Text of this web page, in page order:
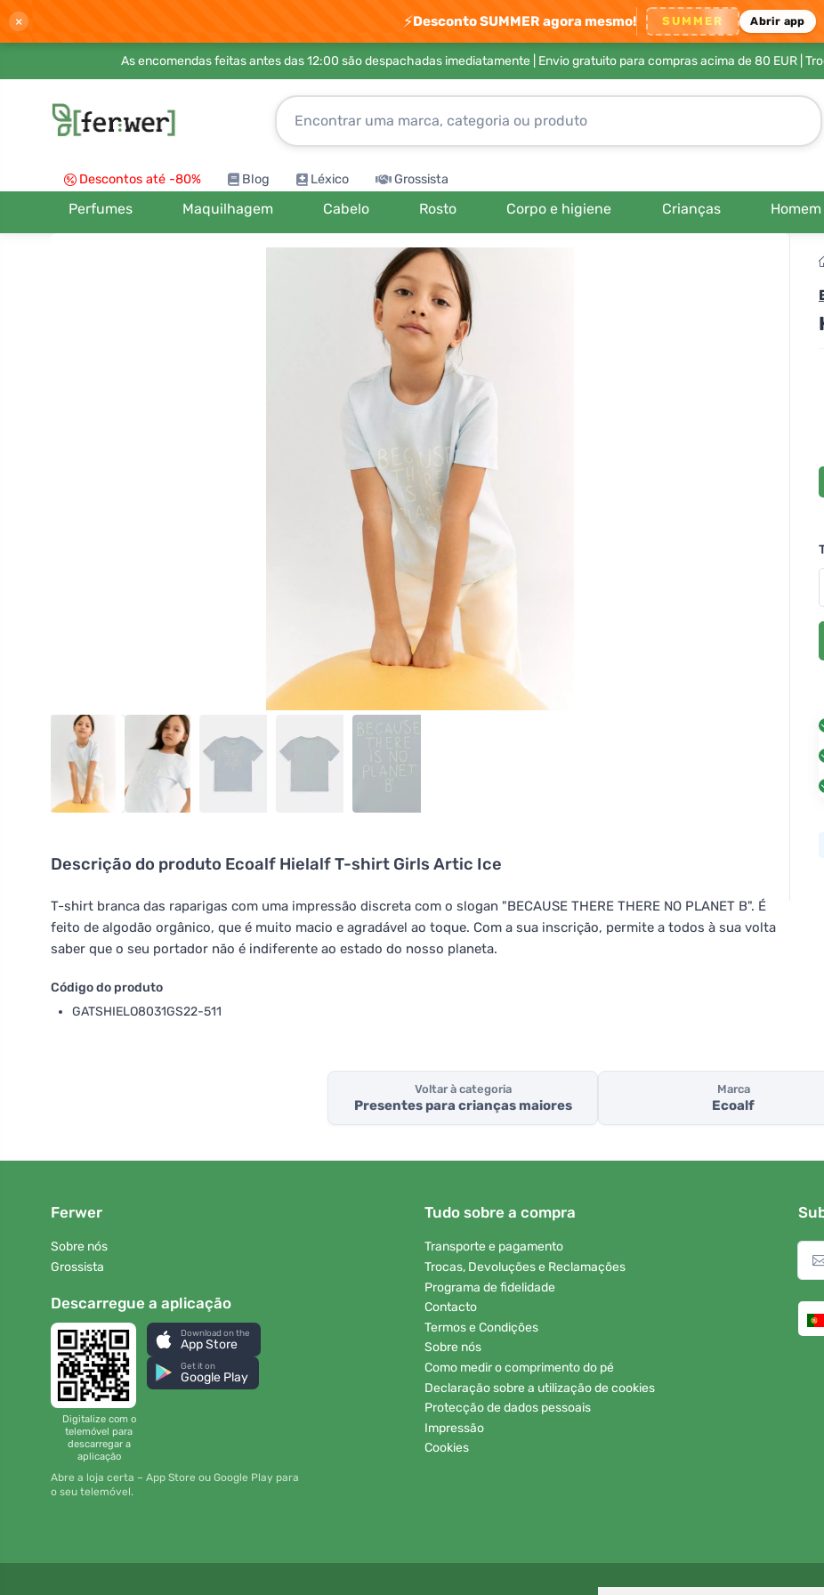
× ⚡Desconto SUMMER agora mesmo! SUMMER Abrir app
As encomendas feitas antes das 12:00 são despachadas imediatamente | Envio gratuito para compras acima de 80 EUR|
Descontos até -80% Blog Léxico Grossista
Perfumes Maquilhagem Cabelo Rosto Corpo e higiene Crianças Homem
Descrição do produto Ecoalf Hielalf T-shirt Girls Artic Ice
T-shirt branca das raparigas com uma impressão discreta com o slogan "BECAUSE THERE THERE NO PLANET B". É
feito de algodão orgânico, que é muito macio e agradável ao toque. Com a sua inscrição, permite a todos à sua volta
saber que o seu portador não é indiferente ao estado do nosso planeta.
Código do produto
GATSHIELO8031GS22-511
Voltar à categoria
Presentes para crianças maiores
Marca
Ecoalf
Ferwer
Sobre nós
Grossista
Descarregue a aplicação
Digitalize com o
telemóvel para
descarregar a
aplicação
Download on the
App Store
Get it on
Google Play
Abre a loja certa – App Store ou Google Play para
o seu telemóvel.
Tudo sobre a compra
Transporte e pagamento
Trocas, Devoluções e Reclamações
Programa de fidelidade
Contacto
Termos e Condições
Sobre nós
Como medir o comprimento do pé
Declaração sobre a utilização de cookies
Protecção de dados pessoais
Impressão
Cookies